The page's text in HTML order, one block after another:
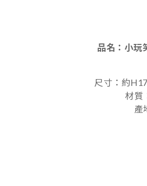
品名： 小玩
尺寸：約
材質
產